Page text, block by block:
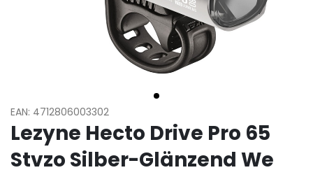
EAN: 4712806003302
Lezyne Hecto Drive Pro 65
Stvzo Silber-Glänzend We